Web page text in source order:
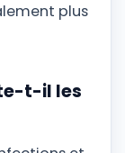
plus
t-il les